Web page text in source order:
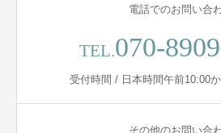
電話でのお問い合
TEL.070-
受付時間 / 日本時間午前10:00
その他のお問い合